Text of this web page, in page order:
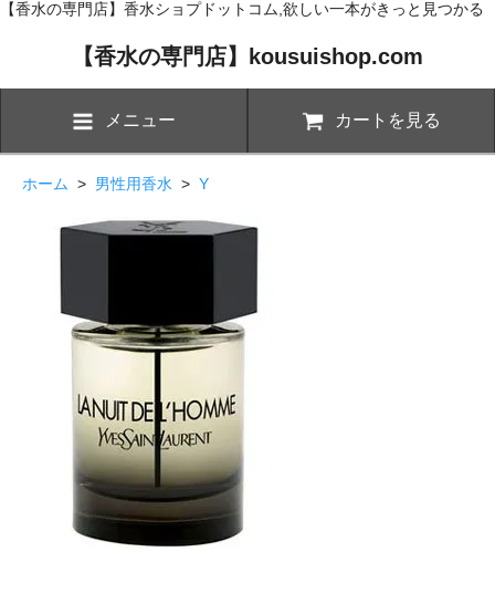
【香水の専門店】香水ショプドットコム,欲しい一本がきっと見つかる
【香水の専門店】kousuishop.com
メニュー カートを見る
ホーム > 男性用香水 > Y